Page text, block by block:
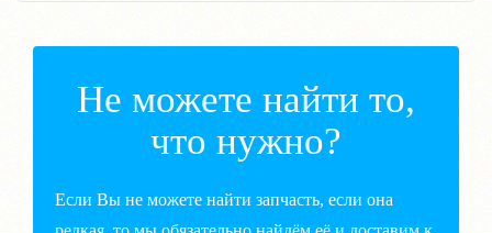
Не можете найти то,
что нужно?
Если Вы не можете найти запчасть, если она